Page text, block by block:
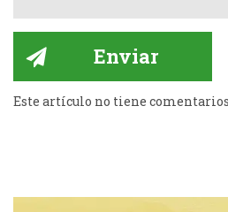
Este artículo no tiene comentarios